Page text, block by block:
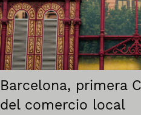
Barcelona, primera
del comercio local